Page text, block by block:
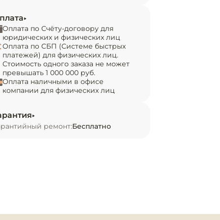
Оплата по Счёту-договору для
юридических и физических лиц
Оплата по СБП (Системе быстрых
платежей) для физических лиц.
Стоимость одного заказа не может
превышать 1 000 000 руб.
Оплата наличными в офисе
компании для физических лиц
ремонт:Бесплатно